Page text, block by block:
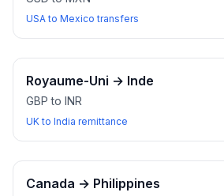
USA to Mexico transfers
Royaume-Uni → Inde
GBP to INR
UK to India remittance
Canada → Philippines